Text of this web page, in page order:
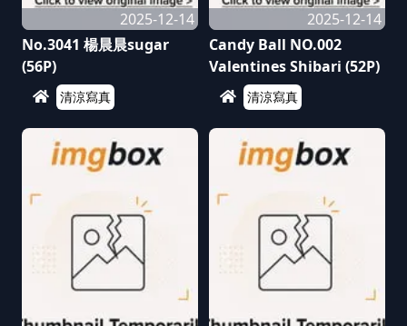
2025-12-14
No.3041 楊晨晨sugar
(56P)
清涼寫真
2025-12-14
Candy Ball NO.002
Valentines Shibari (52P)
清涼寫真